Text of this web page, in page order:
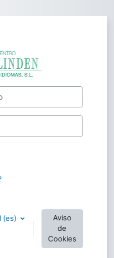
Entrar a
‎(es)‎
Aviso
de
Cookies